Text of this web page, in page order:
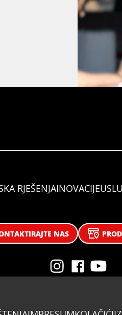
RJEŠENJAINOVACIJE
NAS